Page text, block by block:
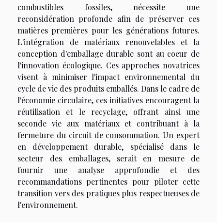
combustibles fossiles, nécessite une
reconsidération profonde afin de préserver ces
matières premières pour les générations futures.
L'intégration de matériaux renouvelables et la
conception d'emballage durable sont au coeur de
l'innovation écologique. Ces approches novatrices
visent à minimiser l'impact environnemental du
cycle de vie des produits emballés. Dans le cadre de
l'économie circulaire, ces initiatives encouragent la
réutilisation et le recyclage, offrant ainsi une
seconde vie aux matériaux et contribuant à la
fermeture du circuit de consommation. Un expert
en développement durable, spécialisé dans le
secteur des emballages, serait en mesure de
fournir une analyse approfondie et des
recommandations pertinentes pour piloter cette
transition vers des pratiques plus respectueuses de
l'environnement.